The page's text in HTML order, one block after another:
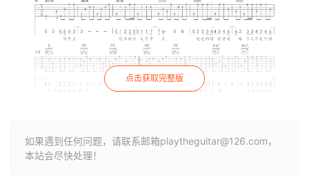
点击获取完整版
如果遇到任何问题，请联系邮箱playtheguitar@126.com，
本站会尽快处理！